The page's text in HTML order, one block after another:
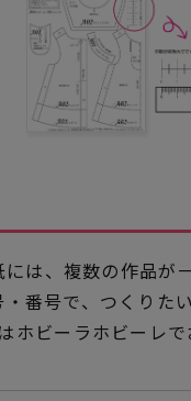
は、複数の作品が
番号で、つくりた
ホビーラホビーレで